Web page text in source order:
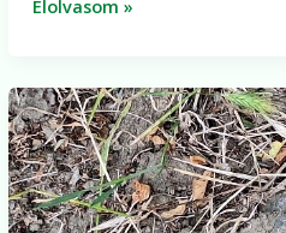
Elolvasom »
Az
óriás
tőrösdarázsról